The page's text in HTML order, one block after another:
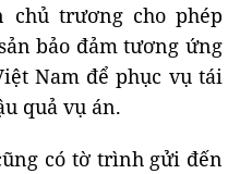
chủ trương cho phép
bảo đảm tương ứng
Nam để phục vụ tái
quả vụ án.
có tờ trình gửi đến